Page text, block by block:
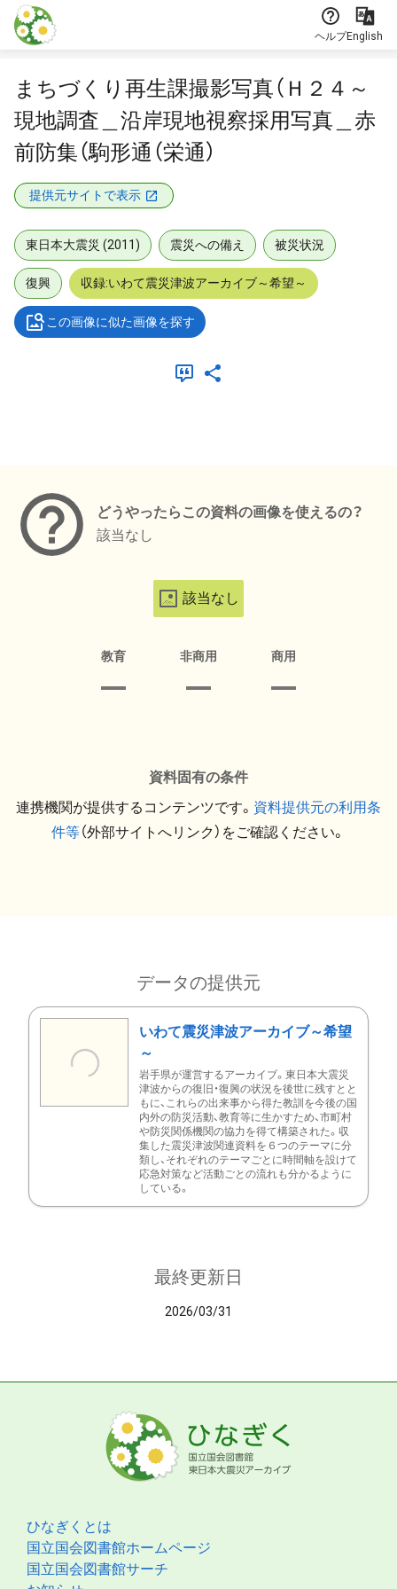
本文に飛ぶ
ヘルプEnglish
まちづくり再生課撮影写真（Ｈ２４～
現地調査＿沿岸現地視察採用写真＿赤
前防集（駒形通（栄通）
提供元サイトで表示
東日本大震災 (2011) 震災への備え 被災状況
復興 収録:いわて震災津波アーカイブ～希望～
この画像に似た画像を探す
どうやったらこの資料の画像を使えるの？
該当なし
該当なし
教育 非商用 商用
資料固有の条件
連携機関が提供するコンテンツです。 資料提供元の利用条
件等（外部サイトへリンク）をご確認ください。
データの提供元
いわて震災津波アーカイブ～希望
～
岩手県が運営するアーカイブ。東日本大震災
津波からの復旧・復興の状況を後世に残すとと
もに、これらの出来事から得た教訓を今後の国
内外の防災活動、教育等に生かすため、市町村
や防災関係機関の協力を得て構築された。収
集した震災津波関連資料を６つのテーマに分
類し、それぞれのテーマごとに時間軸を設けて
応急対策など活動ごとの流れも分かるように
している。
最終更新日
2026/03/31
ひなぎくとは
国立国会図書館ホームページ
国立国会図書館サーチ